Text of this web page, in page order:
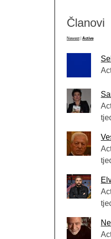
Članovi
Newest Active